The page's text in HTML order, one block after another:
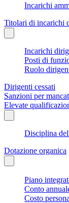
Incarichi
Titolari di incarichi
Incarichi
Posti di
Ruolo
Dirigenti cessati
Sanzioni per
Elevate
Disciplina
Dotazione organica
Piano
Conto
Costo